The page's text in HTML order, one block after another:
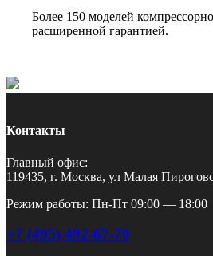
Более 150 моделей
расширенной гарантией.
Контакты
Главный офис:
119435, г. Москва, ул Малая
Режим работы: Пн-Пт 09:00 — 18:00
+7 (495) 492-67-70